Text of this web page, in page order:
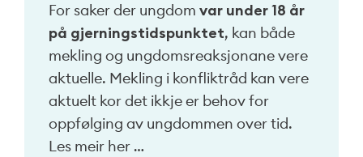
For saker der ungdom var under 18 år
på gjerningstidspunktet, kan både
mekling og ungdomsreaksjonane vere
aktuelle. Mekling i konfliktråd kan vere
aktuelt kor det ikkje er behov for
oppfølging av ungdommen over tid.
Les meir her …